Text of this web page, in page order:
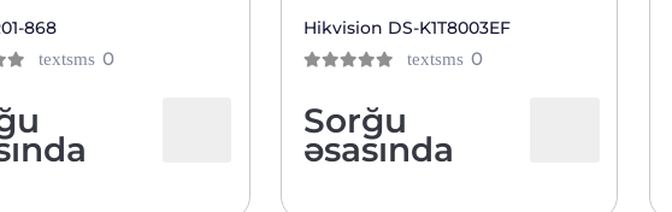
868
textsms 0отзывов
Hikvision DS-K1T8003EF
textsms 0отзывов
Sorğu
əsasında